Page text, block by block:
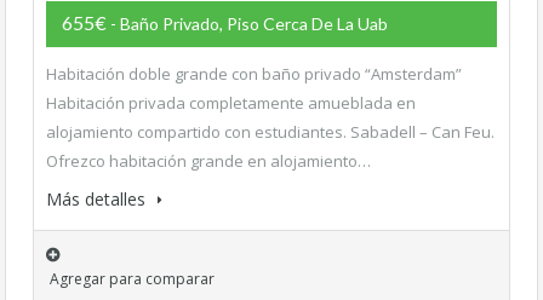
655€ - Baño Privado, Piso Cerca De La Uab
Habitación doble grande con baño privado “Amsterdam”
Habitación privada completamente amueblada en
alojamiento compartido con estudiantes. Sabadell – Can Feu.
Ofrezco habitación grande en alojamiento…
Más detalles
Agregar para comparar